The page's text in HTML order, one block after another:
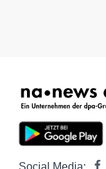
Social Media: